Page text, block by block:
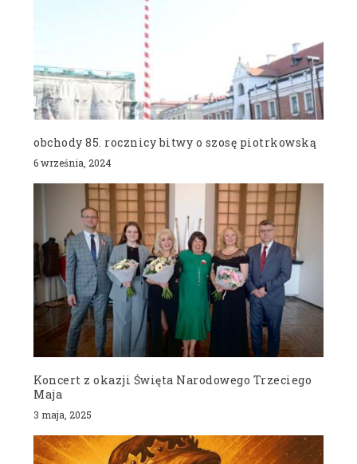
obchody 85. rocznicy bitwy o szosę piotrkowską
6 września, 2024
Koncert z okazji Święta Narodowego Trzeciego
Maja
3 maja, 2025